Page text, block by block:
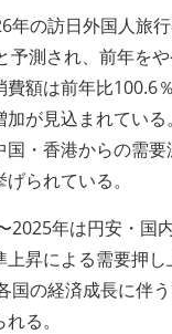
年の訪日外国人旅
予測され、前年を
額は前年比100.6
加が見込まれてい
国・香港からの需
られている。
2025年は円安・国
昇による需要押し
国の経済成長に伴
る。